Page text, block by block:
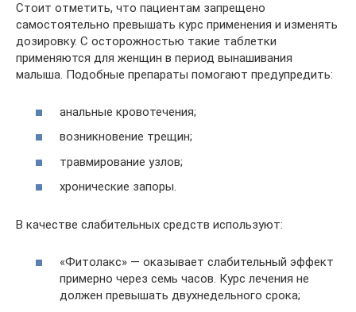
Стоит отметить, что пациентам запрещено
самостоятельно превышать курс применения и изменять
дозировку. С осторожностью такие таблетки
применяются для женщин в период вынашивания
малыша. Подобные препараты помогают предупредить:
анальные кровотечения;
возникновение трещин;
травмирование узлов;
хронические запоры.
В качестве слабительных средств используют:
«Фитолакс» — оказывает слабительный эффект
примерно через семь часов. Курс лечения не
должен превышать двухнедельного срока;